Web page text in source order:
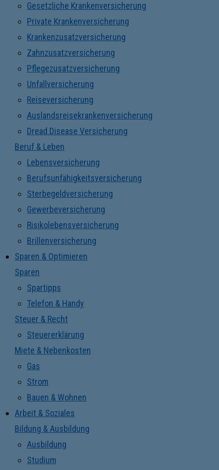
Gesetzliche Krankenversicherung
Private Krankenversicherung
Krankenzusatzversicherung
Zahnzusatzversicherung
Pflegezusatzversicherung
Unfallversicherung
Reiseversicherung
Auslandsreisekrankenversicherung
Dread Disease Versicherung
Beruf & Leben
Lebensversicherung
Berufsunfähigkeitsversicherung
Sterbegeldversicherung
Gewerbeversicherung
Risikolebensversicherung
Brillenversicherung
Sparen & Optimieren
Sparen
Spartipps
Telefon & Handy
Steuer & Recht
Steuererklärung
Miete & Nebenkosten
Gas
Strom
Bauen & Wohnen
Arbeit & Soziales
Bildung & Ausbildung
Ausbildung
Studium